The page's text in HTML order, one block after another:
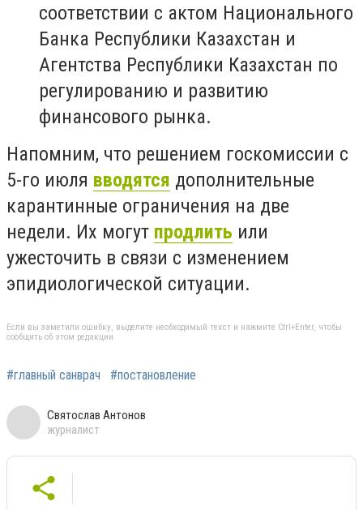
соответствии с актом Национального
Банка Республики Казахстан и
Агентства Республики Казахстан по
регулированию и развитию
финансового рынка.
Напомним, что решением госкомиссии с
5-го июля вводятся дополнительные
карантинные ограничения на две
недели. Их могут продлить или
ужесточить в связи с изменением
эпидиологической ситуации.
Если вы заметили ошибку, выделите необходимый текст и нажмите Ctrl+Enter, чтобы
сообщить об этом редакции
#главный санврач #постановление
Святослав Антонов
журналист